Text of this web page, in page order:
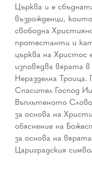
Църква и е
възрожденци,
свободна
протестанти и
църква на Христос
изповядва вярата
Неразделна
Спасител Господ
Въплътеното
за основа на
обяснение на
за основа на
Цариградския